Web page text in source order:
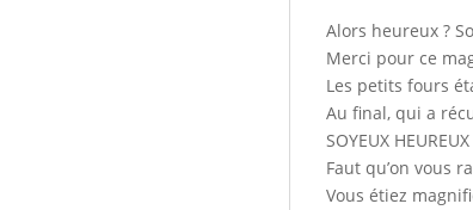
Alors heureux ?
Merci pour ce
Les petits fours
Au final, qui a
SOYEUX
Faut qu’on vous
Vous étiez